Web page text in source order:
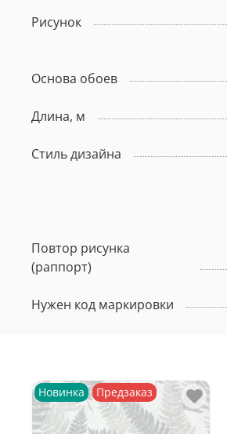
Рисунок
Основа обоев
Длина, м
Стиль дизайна
Повтор рисунка
(раппорт)
Нужен код маркировки
Новинка Предзаказ